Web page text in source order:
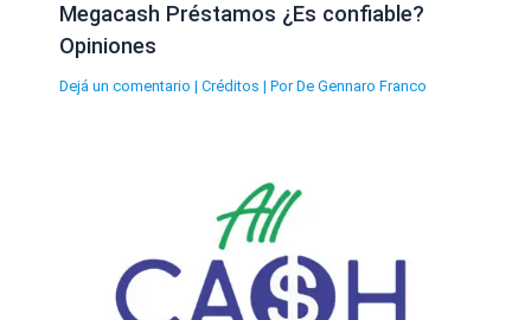
Megacash Préstamos ¿Es confiable?
Opiniones
Dejá un comentario | Créditos | Por De Gennaro Franco